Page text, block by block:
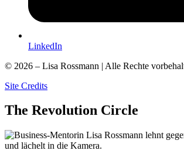
LinkedIn
© 2026 – Lisa Rossmann | Alle Rechte
Site Credits
The Revolution Circle